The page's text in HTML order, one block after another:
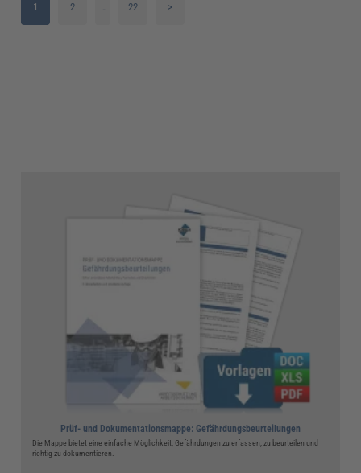
1 2 22 >
Prüf- und Dokumentationsmappe: Gefährdungsbeurteilungen
Die Mappe bietet eine einfache Möglichkeit, Gefährdungen zu erfassen, zu beurteilen und
richtig zu dokumentieren.